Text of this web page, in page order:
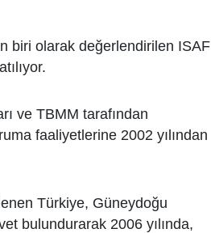
biri olarak değerlendirilen ISAF
ve TBMM tarafından
faaliyetlerine 2002 yılından
Türkiye, Güneydoğu
bulundurarak 2006 yılında,